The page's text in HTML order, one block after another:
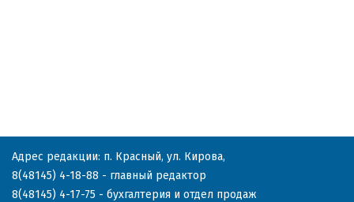
Адрес редакции: п. Красный, ул. Кирова,
8(48145) 4-18-88 - главный редактор
8(48145) 4-17-75 - бухгалтерия и отдел продаж